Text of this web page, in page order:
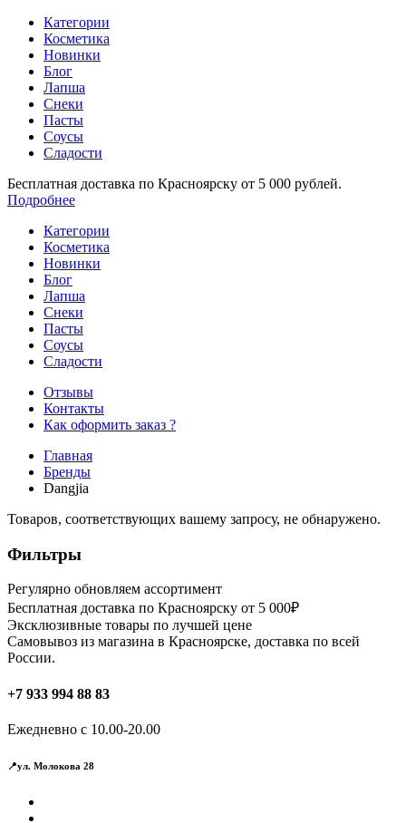
Категории
Косметика
Новинки
Блог
Лапша
Снеки
Пасты
Соусы
Сладости
Бесплатная доставка по Красноярску от 5 000 рублей.
Подробнее
Категории
Косметика
Новинки
Блог
Лапша
Снеки
Пасты
Соусы
Сладости
Отзывы
Контакты
Как оформить заказ ?
Главная
Бренды
Dangjia
Товаров, соответствующих вашему запросу, не обнаружено.
Фильтры
Регулярно обновляем ассортимент
Бесплатная доставка по Красноярску от 5 000₽
Эксклюзивные товары по лучшей цене
Самовывоз из магазина в Красноярске, доставка по всей
России.
+7 933 994 88 83
Ежедневно с 10.00-20.00
📍ул. Молокова 28